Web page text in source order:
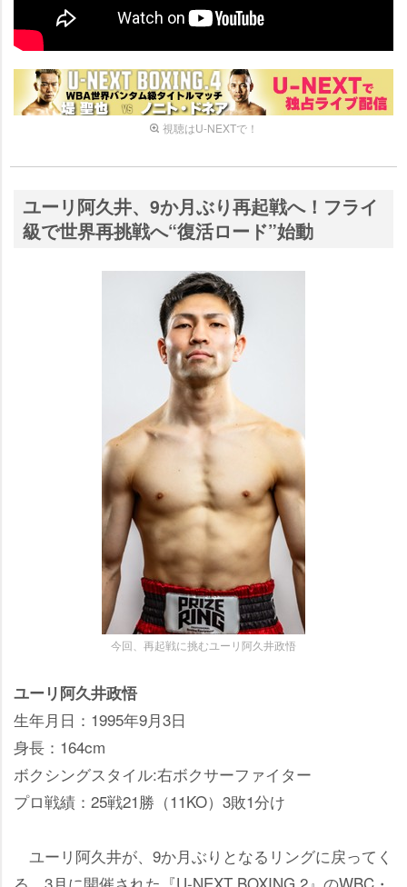
視聴はU-NEXTで！
ユーリ阿久井、9か月ぶり再起戦へ！フライ
級で世界再挑戦へ“復活ロード”始動
今回、再起戦に挑むユーリ阿久井政悟
ユーリ阿久井政悟
生年月日：1995年9月3日
身長：164cm
ボクシングスタイル:右ボクサーファイター
プロ戦績：25戦21勝（11KO）3敗1分け
ユーリ阿久井が、9か月ぶりとなるリングに戻ってく